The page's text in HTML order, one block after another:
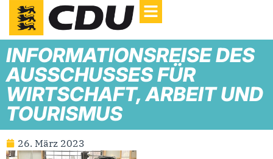
INFORMATIONSREISE DES
AUSSCHUSSES FÜR
WIRTSCHAFT, ARBEIT UND
TOURISMUS
26. März 2023